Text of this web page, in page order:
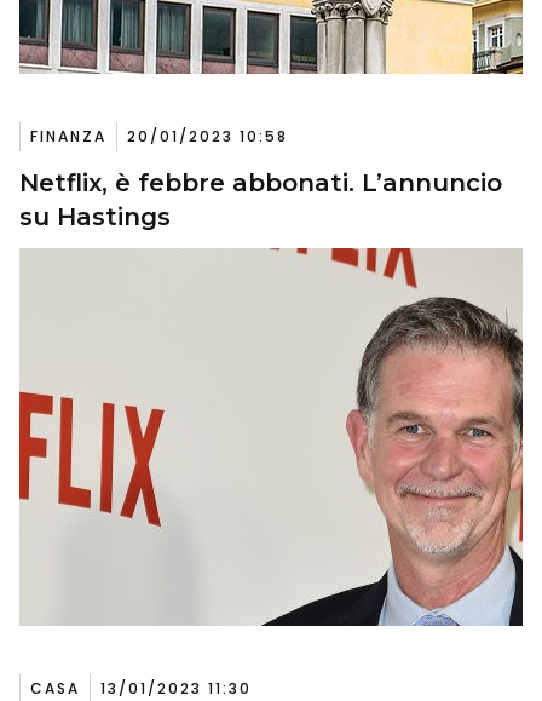
FINANZA 20/01/2023 10:58
Netflix, è febbre abbonati. L’annuncio
su Hastings
CASA 13/01/2023 11:30